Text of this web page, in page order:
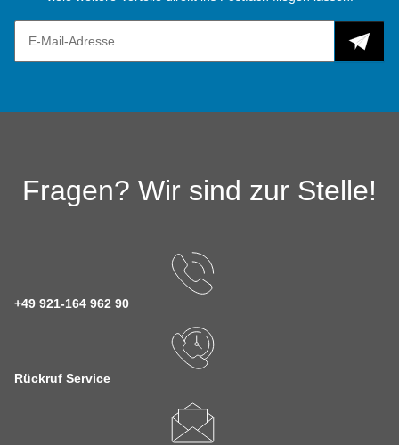
Fragen? Wir sind zur Stelle!
+49 921-164 962 90
Rückruf Service